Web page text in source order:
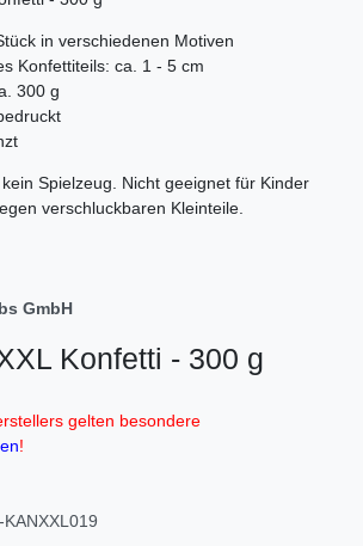
in verschiedenen Motiven
Konfettiteils: ca. 1 - 5 cm
300 g
Spielzeug. Nicht geeignet für Kinder
verschluckbaren Kleinteile.
GmbH
Konfetti - 300 g
gelten besondere
!
KANXXL019